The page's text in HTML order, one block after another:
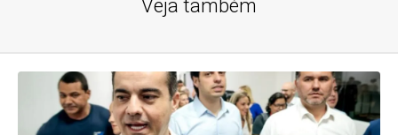
Veja também